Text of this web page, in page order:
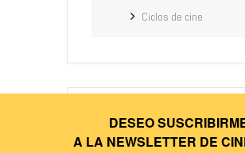
Ciclos de cine
DESEO
A LA NEWSLETTER DE